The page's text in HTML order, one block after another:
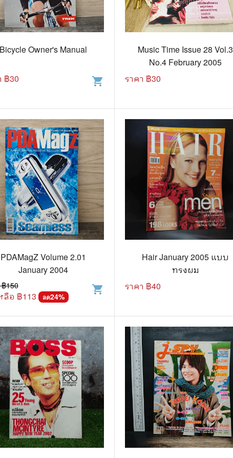
Bicycle Owner's Manual
฿30 shopping_cart
Music Time Issue 28 Vol.3
No.4 February 2005
ราคา ฿30
PDAMagZ Volume 2.01
January 2004
฿150
ลือ ฿113 ลด24%
shopping_cart
Hair January 2005 แบบ
ทรงผม
ราคา ฿40
แนวการศึกษา
าและการสอน
อการ์ตูน
ร์ตูนวาย การ์ตูนยูริ
ยุคเก่า
แมนติก
ชีวิต เรื่องจริง
องขวัญ ระทึกขวัญ
กับสัตว์
นดนตรี
นทำอาหาร
น สอบสวน
⚔️ ต่อสู้ แอ๊คชั่น
นกีฬา
าซี
ภัย ท่องเที่ยว
ผีไทย
🤡 เรื่องสั้น ขำขัน
🎨 ศิลปะและการออกแบบ
🎸 ดนตรี
🩱 แฟชั่น
⛪ ศาสนา
🏙️ การเมือง
🎞️ ภาพยนตร์
Gossip ดารา
👙 เซ็กซี่
💄 สุขภาพและความงาม
🏠 แต่งบ้าน
🧳 ท่องเที่ยว
คู่มือเฉลยเกม
เกษตรและธรรมชาติ
แม่และเด็ก
ภาษาศาสตร์